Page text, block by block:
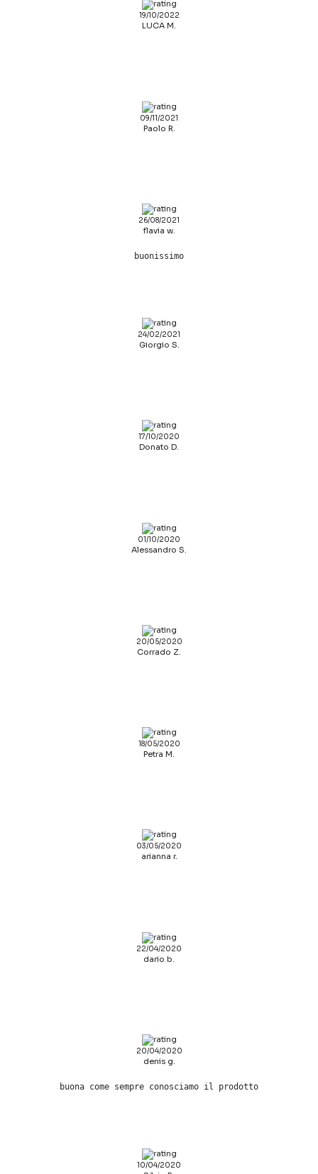
19/10/2022
LUCA M.
09/11/2021
Paolo R.
26/08/2021
flavia w.
buonissimo
24/02/2021
Giorgio S.
17/10/2020
Donato D.
01/10/2020
Alessandro S.
20/05/2020
Corrado Z.
18/05/2020
Petra M.
03/05/2020
arianna r.
22/04/2020
dario b.
20/04/2020
denis g.
buona come sempre conosciamo il prodotto
10/04/2020